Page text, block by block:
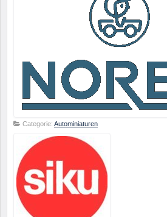
Categorie: Autominiaturen